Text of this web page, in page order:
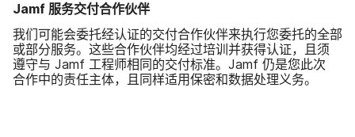
Jamf 服务​交付​合作​伙伴
我们​可能​会​委托经​认证​的​交付​合作​伙伴​来​执行​您​委托​的​全部​
或​部分​服务。​这些​合作​伙伴​均​经过​培训​并​获得​认证，​且​须​
遵守​与 Jamf 工程师​相同​的​交付​标准。 Jamf 仍​是​您​此​次​
合作​中​的​责任​主体，​且​同样​适用​保密​和​数据​处理​义务。